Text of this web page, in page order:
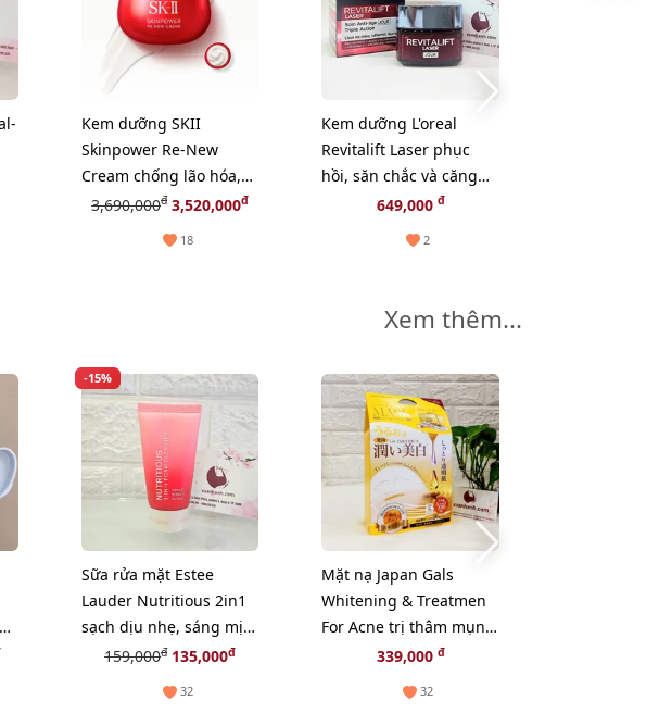
Kem dưỡng SKII
Skinpower Re-New
Cream chống lão hóa,
phục hồi nuôi dưỡng
3,690,000đ 3,520,000đ
18
Kem dưỡng L'oreal
Revitalift Laser phục
hồi, săn chắc và căng
mọng da, 50ml
649,000 đ
2
Xem thêm...
-15%
Sữa rửa mặt Estee
Lauder Nutritious 2in1
sạch dịu nhẹ, sáng mịn
da, 30ml
159,000đ 135,000đ
32
Mặt nạ Japan Gals
Whitening & Treatmen
For Acne trị thâm mụn,
sáng da - 20pcs
339,000 đ
32